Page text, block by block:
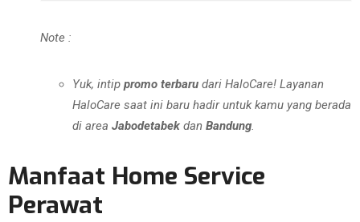
Note :
Yuk, intip promo terbaru dari HaloCare! Layanan
HaloCare saat ini baru hadir untuk kamu yang berada
di area Jabodetabek dan Bandung.
Manfaat Home Service
Perawat